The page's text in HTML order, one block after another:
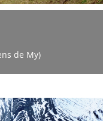
de My)